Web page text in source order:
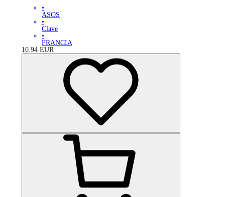
•
ASOS
•
Clave
•
FRANCIA
10.94 EUR